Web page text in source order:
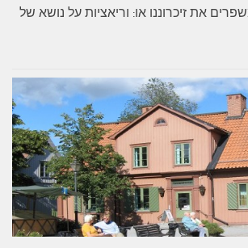
את זיכרוננו או: וריאציות על נושא של